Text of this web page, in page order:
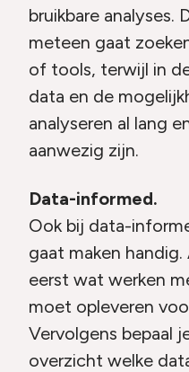
bruikbare
meteen gaat
of tools, terwijl in
data en de
analyseren al lang
aanwezig zijn.
Data-informed.
Ook bij data-
gaat maken
eerst wat werken
moet opleveren
Vervolgens bepaal
overzicht welke